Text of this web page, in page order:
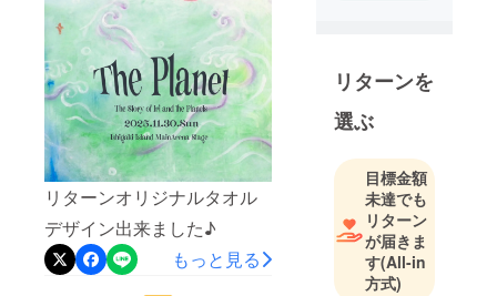
リターンオリジナルタオル
デザイン出来ました♪
もっと見る
リターンを
選ぶ
目標金額
未達でも
リターン
が届きま
す(All-in
方式)